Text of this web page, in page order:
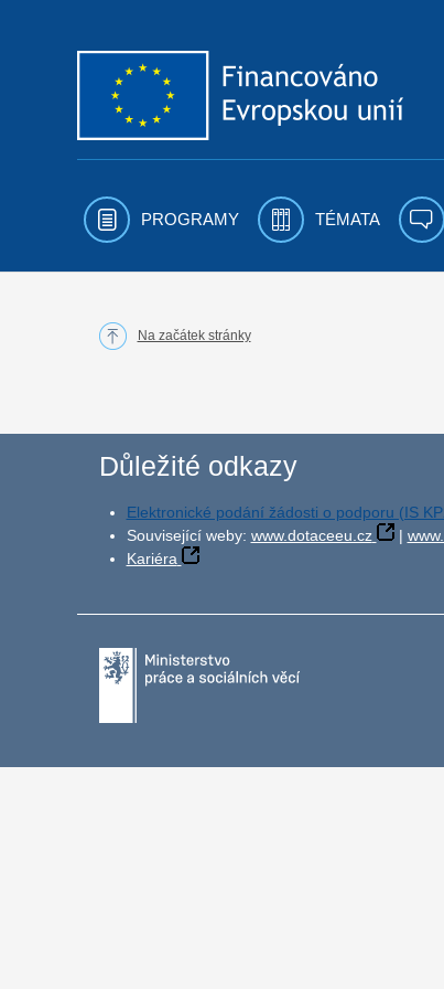
PROGRAMY TÉMATA
Na začátek stránky
Důležité odkazy
Elektronické podání žádosti o podporu (IS
Související weby: www.dotaceeu.cz |
Kariéra